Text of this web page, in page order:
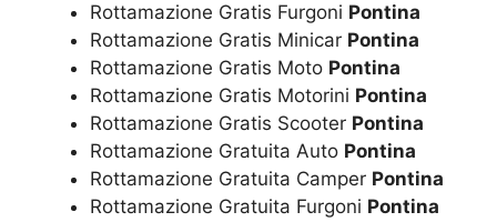
Rottamazione Gratis Furgoni Pontina
Rottamazione Gratis Minicar Pontina
Rottamazione Gratis Moto Pontina
Rottamazione Gratis Motorini Pontina
Rottamazione Gratis Scooter Pontina
Rottamazione Gratuita Auto Pontina
Rottamazione Gratuita Camper Pontina
Rottamazione Gratuita Furgoni Pontina